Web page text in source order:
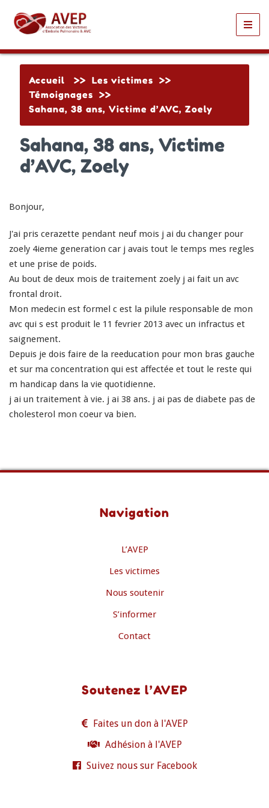
Accueil >> Les victimes >>
Témoignages >>
Sahana, 38 ans, Victime d’AVC, Zoely
Sahana, 38 ans, Victime
d’AVC, Zoely
Bonjour,
J'ai pris cerazette pendant neuf mois j ai du changer pour
zoely 4ieme generation car j avais tout le temps mes regles
et une prise de poids.
Au bout de deux mois de traitement zoely j ai fait un avc
frontal droit.
Mon medecin est formel c est la pilule responsable de mon
avc qui s est produit le 11 fevrier 2013 avec un infractus et
saignement.
Depuis je dois faire de la reeducation pour mon bras gauche
et sur ma concentration qui est affectée et tout le reste qui
m handicap dans la vie quotidienne.
j ai un traitement à vie. j ai 38 ans. j ai pas de diabete pas de
cholesterol mon coeur va bien.
Navigation
L’AVEP
Les victimes
Nous soutenir
S’informer
Contact
Soutenez l’AVEP
Faites un don à l'AVEP
Adhésion à l'AVEP
Suivez nous sur Facebook